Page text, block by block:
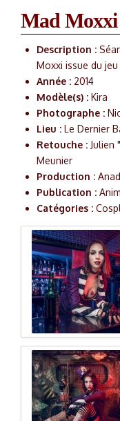
Mad Moxxi
Description :
Moxxi issue du
Année : 2014
Modèle(s) :Kira
Photographe :
Lieu :Le Dernier
Retouche : Julien
Meunier
Production :
Publication :
Catégories :